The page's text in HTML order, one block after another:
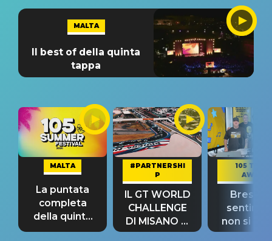
MALTA
Il best of della quinta
tappa
MALTA
La puntata
completa
della quinta
tappa
#PARTNERSHI
P
IL GT WORLD
CHALLENGE
DI MISANO si
riconferma
105 TAKE
AWAY
Bresh:
non si
fino alla